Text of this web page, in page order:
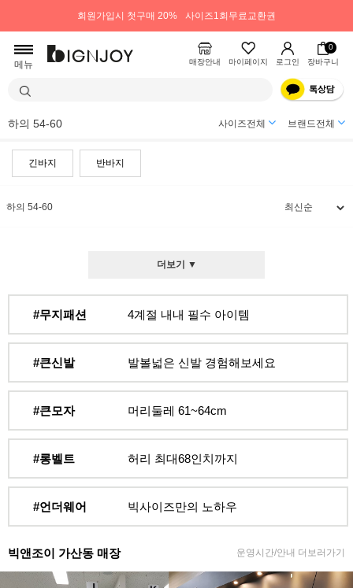
회원가입시 첫구매 20% 사이즈1회무료교환권
메뉴 매장안내 마이페이지 로그인
0
장바구니
하의 54-60 사이즈전체 브랜드전체
긴바지 반바지
하의 54-60
더보기 ▼
#무지패션 4계절 내내 필수 아이템
#큰신발 발볼넓은 신발 경험해보세요
#큰모자 머리둘레 61~64cm
#롱벨트 허리 최대68인치까지
#언더웨어 빅사이즈만의 노하우
빅앤조이 가산동 매장 운영시간/안내 더보러가기